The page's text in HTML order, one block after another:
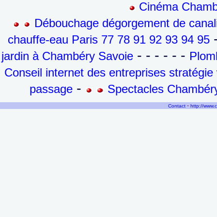
Cinéma
Débouchage dégorgement de
chauffe-eau Paris 77 78 91 92 93 94 95
jardin à Chambéry Savoie - - - - - -
Conseil internet des entreprises stratégie
passage - Spectacles
Contact - http://